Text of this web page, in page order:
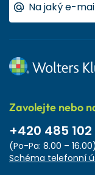
Zavolejte nebo
+420 485 102
(Po-Pa: 8.00 – 16.00)
Schéma telefonní